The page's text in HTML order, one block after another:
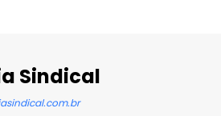
Sindical